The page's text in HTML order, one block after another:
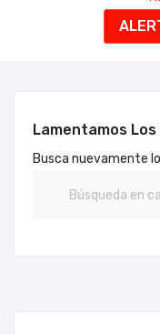
Lamentamos
Busca nuevamente